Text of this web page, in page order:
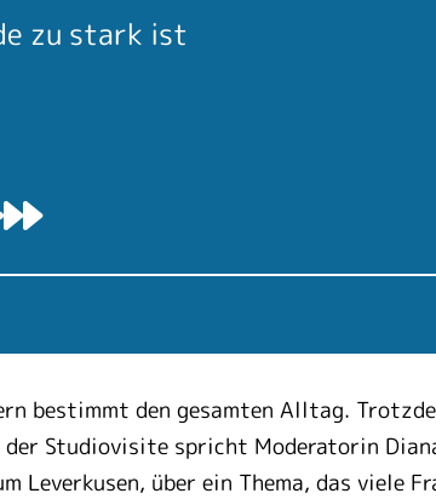
zu stark ist
bestimmt den gesamten Alltag.
Studiovisite spricht Moderatorin
Leverkusen, über ein Thema, das viele